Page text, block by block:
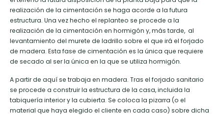
realización de la cimentación se haga acorde a la futura
estructura. Una vez hecho el replanteo se procede a la
realización de la cimentación en hormigón y, más tarde, al
levantamiento del murete de ladrillo sobre el que irá el forjado
de madera. Esta fase de cimentación es la única que requiere
de secado al ser la única en la que se utiliza hormigón.
A partir de aquí se trabaja en madera. Tras el forjado sanitario
se procede a construir la estructura de la casa, incluida la
tabiquería interior y la cubierta. Se coloca la pizarra (o el
material que haya elegido el cliente en cada caso) sobre dicha